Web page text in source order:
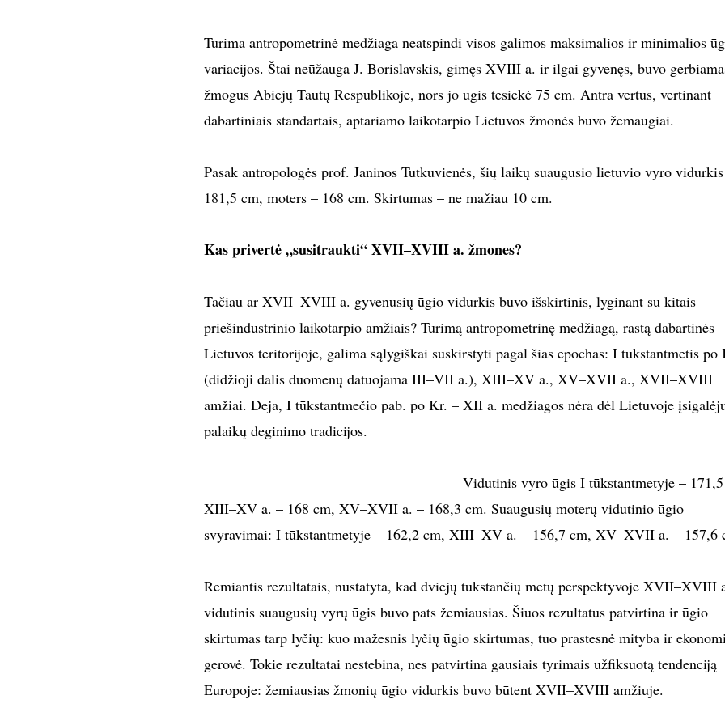
Turima antropometrinė medžiaga neatspindi visos galimos maksimalios ir minimalios
variacijos. Štai neūžauga J. Borislavskis, gimęs XVIII a. ir ilgai gyvenęs, buvo
žmogus Abiejų Tautų Respublikoje, nors jo ūgis tesiekė 75 cm. Antra vertus, vertinant
dabartiniais standartais, aptariamo laikotarpio Lietuvos žmonės buvo žemaūgiai.
Pasak antropologės prof. Janinos Tutkuvienės, šių laikų suaugusio lietuvio vyro
181,5 cm, moters – 168 cm. Skirtumas – ne mažiau 10 cm.
Kas privertė „susitraukti“ XVII–XVIII a. žmones?
Tačiau ar XVII–XVIII a. gyvenusių ūgio vidurkis buvo išskirtinis, lyginant su kitais
priešindustrinio laikotarpio amžiais? Turimą antropometrinę medžiagą, rastą dabartinės
Lietuvos teritorijoje, galima sąlygiškai suskirstyti pagal šias epochas: I tūkstantmetis po
(didžioji dalis duomenų datuojama III–VII a.), XIII–XV a., XV–XVII a., XVII–XVIII
amžiai. Deja, I tūkstantmečio pab. po Kr. – XII a. medžiagos nėra dėl Lietuvoje
palaikų deginimo tradicijos.
Vidutinis vyro ūgis I tūkstantmetyje –
XIII–XV a. – 168 cm, XV–XVII a. – 168,3 cm. Suaugusių moterų vidutinio ūgio
svyravimai: I tūkstantmetyje – 162,2 cm, XIII–XV a. – 156,7 cm, XV–XVII a. – 157,6
Remiantis rezultatais, nustatyta, kad dviejų tūkstančių metų perspektyvoje XVII–XVIII
vidutinis suaugusių vyrų ūgis buvo pats žemiausias. Šiuos rezultatus patvirtina ir ūgio
skirtumas tarp lyčių: kuo mažesnis lyčių ūgio skirtumas, tuo prastesnė mityba ir
gerovė. Tokie rezultatai nestebina, nes patvirtina gausiais tyrimais užfiksuotą tendenciją
Europoje: žemiausias žmonių ūgio vidurkis buvo būtent XVII–XVIII amžiuje.